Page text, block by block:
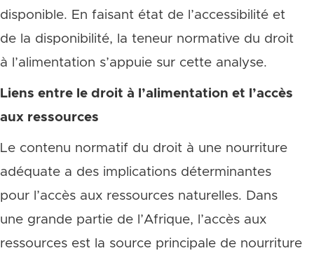
disponible. En faisant état de l’accessibilité et
de la disponibilité, la teneur normative du droit
à l’alimentation s’appuie sur cette analyse.
Liens entre le droit à l’alimentation et l’accès
aux ressources
Le contenu normatif du droit à une nourriture
adéquate a des implications déterminantes
pour l’accès aux ressources naturelles. Dans
une grande partie de l’Afrique, l’accès aux
ressources est la source principale de nourriture